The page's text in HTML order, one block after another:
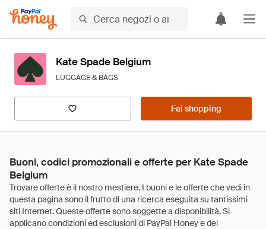
Kate Spade Belgium
LUGGAGE & BAGS
Fai shopping
Buoni, codici promozionali e offerte per Kate Spade
Belgium